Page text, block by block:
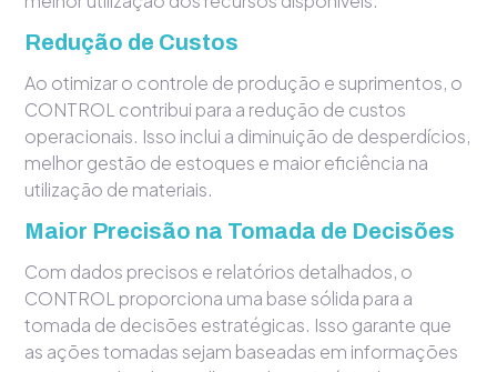
Redução de Custos
Ao otimizar o controle de produção e suprimentos, o
CONTROL contribui para a redução de custos
operacionais. Isso inclui a diminuição de desperdícios,
melhor gestão de estoques e maior eficiência na
utilização de materiais.
Maior Precisão na Tomada de Decisões
Com dados precisos e relatórios detalhados, o
CONTROL proporciona uma base sólida para a
tomada de decisões estratégicas. Isso garante que
as ações tomadas sejam baseadas em informações